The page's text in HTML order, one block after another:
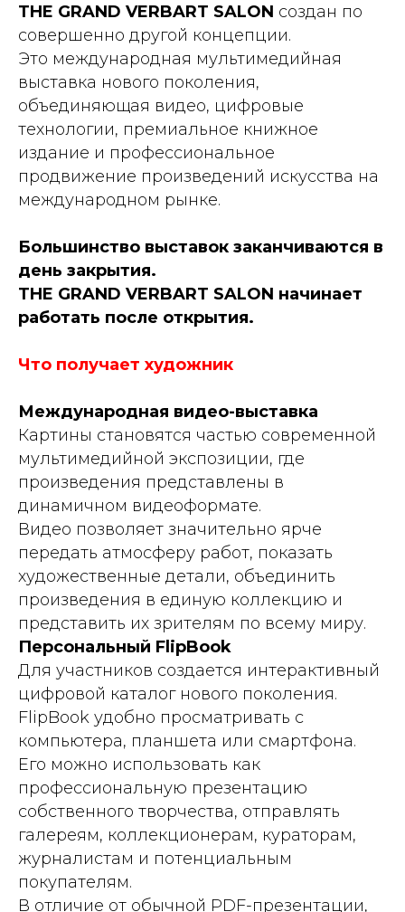
THE GRAND VERBART SALON создан по
совершенно другой концепции.
Это международная мультимедийная
выставка нового поколения,
объединяющая видео, цифровые
технологии, премиальное книжное
издание и профессиональное
продвижение произведений искусства на
международном рынке.
Большинство выставок заканчиваются в
день закрытия.
THE GRAND VERBART SALON начинает
работать после открытия.
Что получает художник
Международная видео-выставка
Картины становятся частью современной
мультимедийной экспозиции, где
произведения представлены в
динамичном видеоформате.
Видео позволяет значительно ярче
передать атмосферу работ, показать
художественные детали, объединить
произведения в единую коллекцию и
представить их зрителям по всему миру.
Персональный FlipBook
Для участников создается интерактивный
цифровой каталог нового поколения.
FlipBook удобно просматривать с
компьютера, планшета или смартфона.
Его можно использовать как
профессиональную презентацию
собственного творчества, отправлять
галереям, коллекционерам, кураторам,
журналистам и потенциальным
покупателям.
В отличие от обычной PDF-презентации,